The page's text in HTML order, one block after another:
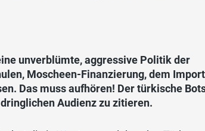
unverblümte, aggressive Politik der
Moscheen-Finanzierung, dem Import
Das muss aufhören! Der türkische
Audienz zu zitieren.